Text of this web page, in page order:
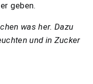
geben.
was her. Dazu
und in Zucker